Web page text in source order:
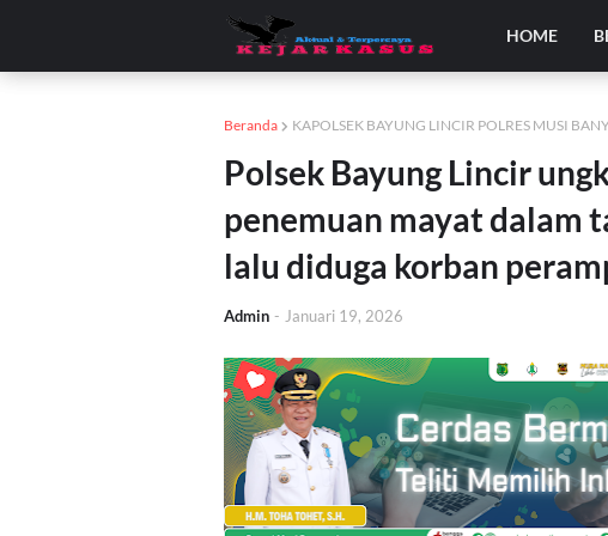
HOME
Beranda KAPOLSEK BAYUNG LINCIR POLRES MUSI
Polsek Bayung Lincir
penemuan mayat dalam
lalu diduga korban
Admin - Januari 19, 2026